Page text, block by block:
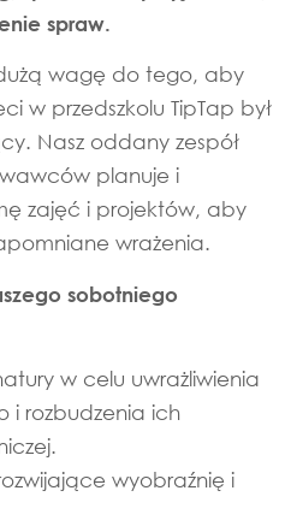
spraw.
wagę do tego, aby
w przedszkolu TipTap był
Nasz oddany zespół
planuje i
zajęć i projektów, aby
wrażenia.
sobotniego
w celu uwrażliwienia
i rozbudzenia ich
wyobraźnię i